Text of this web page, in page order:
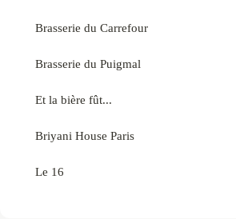
Brasserie du Carrefour
Brasserie du Puigmal
Et la bière fût...
Briyani House Paris
Le 16